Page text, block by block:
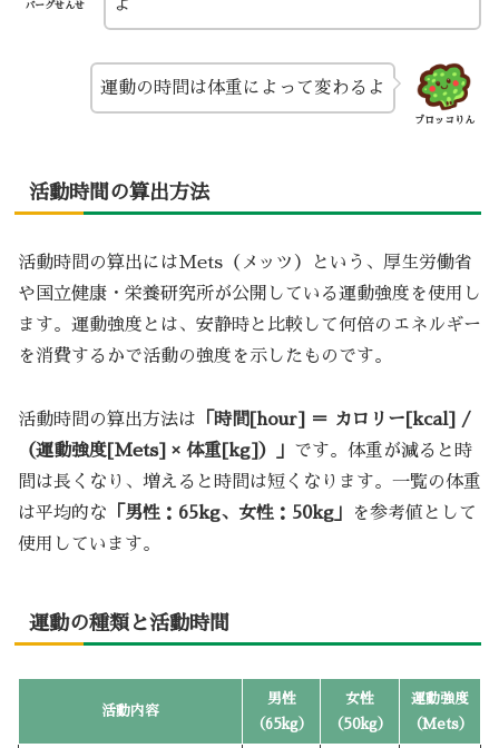
バーグせんせ
よ
ブロッコりん
運動の時間は体重によって変わるよ
活動時間の算出方法
活動時間の算出にはMets（メッツ）という、厚生労働省
や国立健康・栄養研究所が公開している運動強度を使用し
ます。運動強度とは、安静時と比較して何倍のエネルギー
を消費するかで活動の強度を示したものです。
活動時間の算出方法は 「時間[hour] ＝ カロリー[kcal] /
（運動強度[Mets] × 体重[kg]）」 です。体重が減ると時
間は長くなり、増えると時間は短くなります。一覧の体重
は平均的な 「男性：65kg、女性：50kg」
を参考値として
使用しています。
運動の種類と活動時間
活動内容
男性
（65kg）
女性
（50kg）
運動強度
（Mets）